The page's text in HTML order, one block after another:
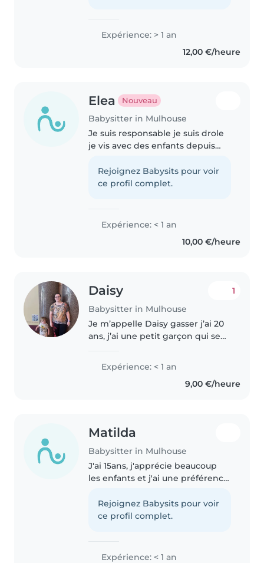
Expérience: > 1 an
12,00 €/heure
Elea Nouveau
Babysitter in Mulhouse
Je suis responsable je suis drole
je vis avec des enfants depuis
eu de l'expérience en gardant
des enfants de mes voisin
Rejoignez Babysits pour voir
ce profil complet.
Expérience: < 1 an
10,00 €/heure
Daisy
Babysitter in Mulhouse
1
Je m’appelle Daisy gasser j’ai 20
ans, j’ai une petit garçon qui se
ans, je suis très à l’écoute des
enfants je suis très à l’aise je m’y
Expérience: < 1 an
9,00 €/heure
Matilda
Babysitter in Mulhouse
J'ai 15ans, j'apprécie beaucoup
les enfants et j'ai une préférence
pour des raisons personnelles
puisque les nouveaux nés sont
Rejoignez Babysits pour voir
ce profil complet.
Expérience: < 1 an